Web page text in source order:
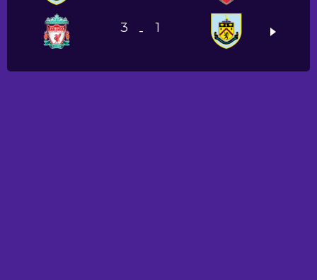
3 - 1